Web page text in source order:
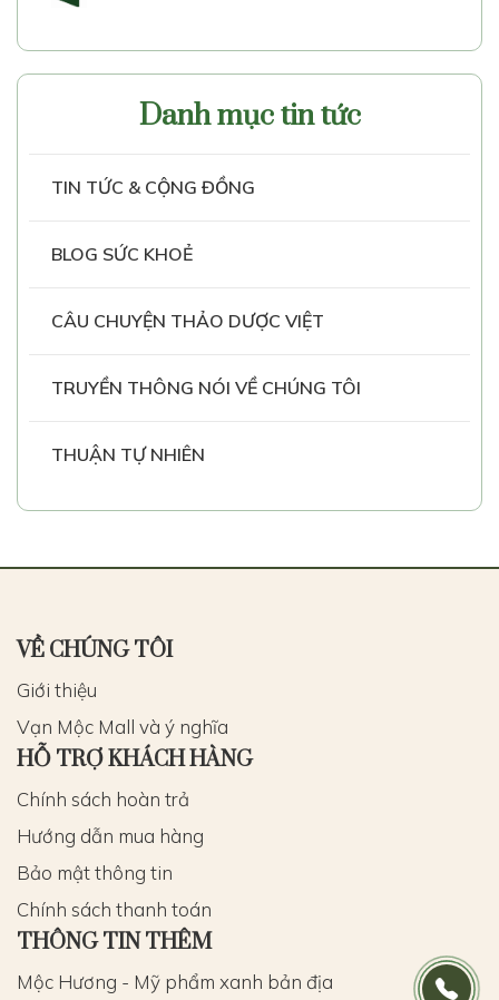
Danh mục tin tức
TIN TỨC & CỘNG ĐỒNG
BLOG SỨC KHOẺ
CÂU CHUYỆN THẢO DƯỢC VIỆT
TRUYỀN THÔNG NÓI VỀ CHÚNG TÔI
THUẬN TỰ NHIÊN
VỀ CHÚNG TÔI
Giới thiệu
Vạn Mộc Mall và ý nghĩa
HỖ TRỢ KHÁCH HÀNG
Chính sách hoàn trả
Hướng dẫn mua hàng
Bảo mật thông tin
Chính sách thanh toán
THÔNG TIN THÊM
Mộc Hương - Mỹ phẩm xanh bản địa